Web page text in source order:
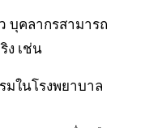
บุคลากรสามารถ
ง เช่น
ในโรงพยาบาล